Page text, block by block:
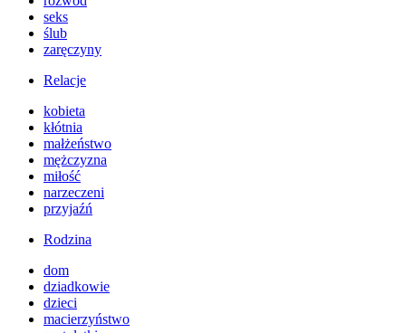
seks
ślub
zaręczyny
Relacje
kobieta
kłótnia
małżeństwo
mężczyzna
miłość
narzeczeni
przyjaźń
Rodzina
dom
dziadkowie
dzieci
macierzyństwo